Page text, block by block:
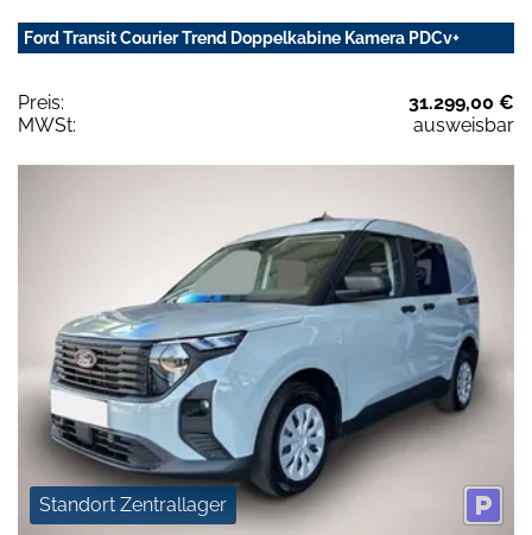
Ford Transit Courier Trend Doppelkabine Kamera PDCv+
Preis:
31.299,00 €
MWSt:
ausweisbar
Standort Zentrallager